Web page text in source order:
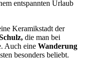
entspannten Urlaub
Keramikstadt der
die man bei
Auch eine Wanderung
besonders beliebt.